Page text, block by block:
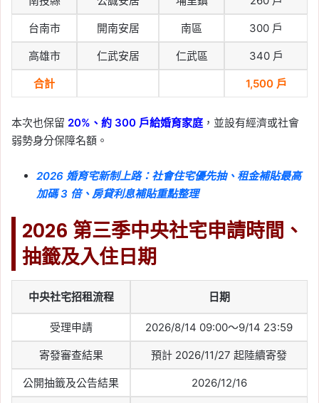
台南市 開南安居 南區 300 戶
高雄市 仁武安居 仁武區 340 戶
合計 1,500 戶
本次也保留 20%、約 300 戶給婚育家庭 ，並設有經濟或社會
弱勢身分保障名額。
2026 婚育宅新制上路：社會住宅優先抽、租金補貼最高
加碼 3 倍、房貸利息補貼重點整理
2026 第三季中央社宅申請時間、
抽籤及入住日期
中央社宅招租流程 日期
受理申請 2026/8/14 09:00～9/14 23:59
寄發審查結果 預計 2026/11/27 起陸續寄發
公開抽籤及公告結果 2026/12/16